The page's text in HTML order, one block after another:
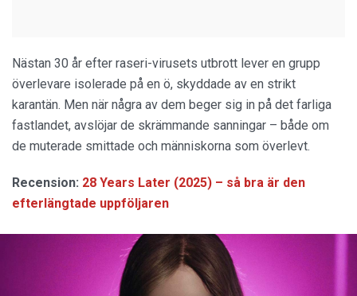
Nästan 30 år efter raseri-virusets utbrott lever en grupp
överlevare isolerade på en ö, skyddade av en strikt
karantän. Men när några av dem beger sig in på det farliga
fastlandet, avslöjar de skrämmande sanningar – både om
de muterade smittade och människorna som överlevt.
Recension: 28 Years Later (2025) – så bra är den
efterlängtade uppföljaren